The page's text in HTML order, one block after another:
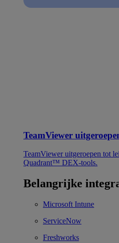
TeamViewer
TeamViewer uitgeroepen tot
Quadrant™ DEX-tools.
Belangrijke
Microsoft Intune
ServiceNow
Freshworks